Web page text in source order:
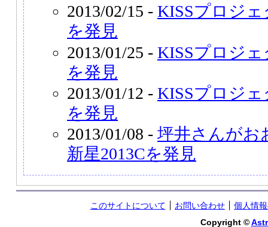
2013/02/15 - KISSプロジ
を発見
2013/01/25 - KISSプロジェ
を発見
2013/01/12 - KISSプロジ
を発見
2013/01/08 - 坪井さんがお
新星2013Cを発見
このサイトについて お問い合わせ
個人情
Copyright ©